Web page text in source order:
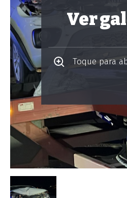
Ver
Toque para